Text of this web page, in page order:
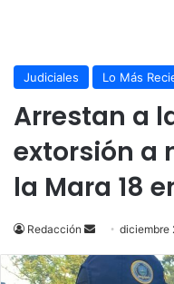
Judiciales Lo Más
Arrestan a
extorsión a
la Mara 18
Redacción
Senddiciembre